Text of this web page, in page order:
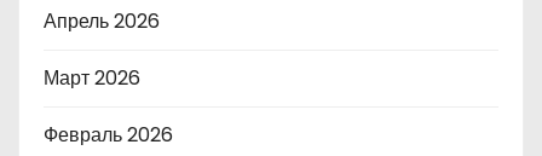
Апрель 2026
Март 2026
Февраль 2026